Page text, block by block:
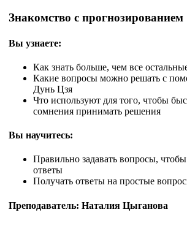
Знакомство с прогнозированием
Вы узнаете:
Как знать больше, чем все
Какие вопросы можно решать с
Дунь Цзя
Что используют для того, чтобы
сомнения принимать решения
Вы научитесь:
Правильно задавать вопросы,
ответы
Получать ответы на простые
Преподаватель: Наталия Цыганова